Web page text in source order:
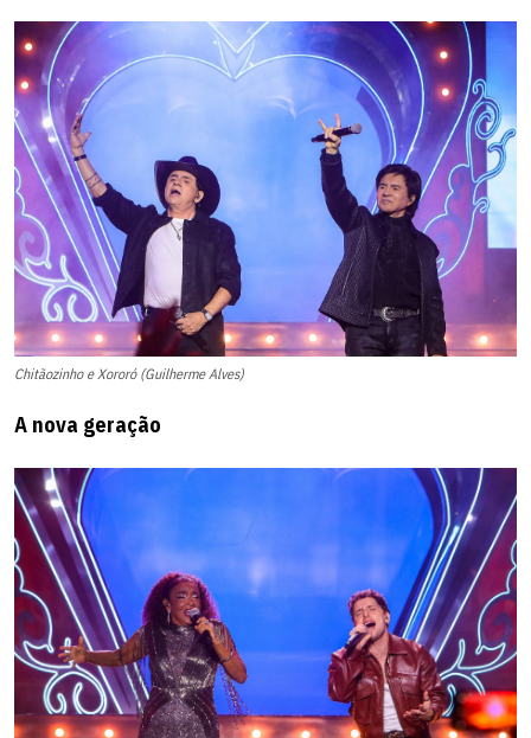
Chitãozinho e Xororó (Guilherme Alves)
A nova geração